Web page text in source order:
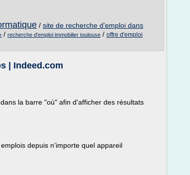
/ site de recherche d'emploi dans
/ recherche d'emploi immobilier toulouse / offre d'emploi
| Indeed.com
la barre "où" afin d'afficher des résultats
depuis n'importe quel appareil